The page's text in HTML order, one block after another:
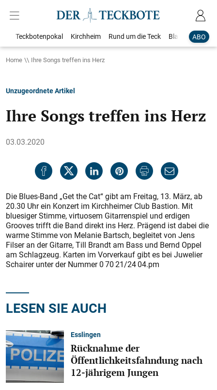
ABO
Teckbotenpokal Kirchheim Rund um die Teck Blaulicht
Home Ihre Songs treffen ins Herz
Unzugeordnete Artikel
Ihre Songs treffen ins Herz
03.03.2020
Die Blues-Band „Get the Cat“ gibt am Freitag, 13. März, ab
20.30 Uhr ein Konzert im Kirchheimer Club Bastion. Mit
bluesiger Stimme, virtuosem Gitarrenspiel und erdigen
Grooves trifft die Band direkt ins Herz. Prägend ist dabei die
warme Stimme von Melanie Bartsch, begleitet von Jens
Filser an der Gitarre, Till Brandt am Bass und Bernd Oppel
am Schlagzeug. Karten im Vorverkauf gibt es bei Juwelier
Schairer unter der Nummer 0 70 21/24 04.pm
LESEN SIE AUCH
Esslingen
Rücknahme der
Öffentlichkeitsfahndung nach
12-jährigem Jungen